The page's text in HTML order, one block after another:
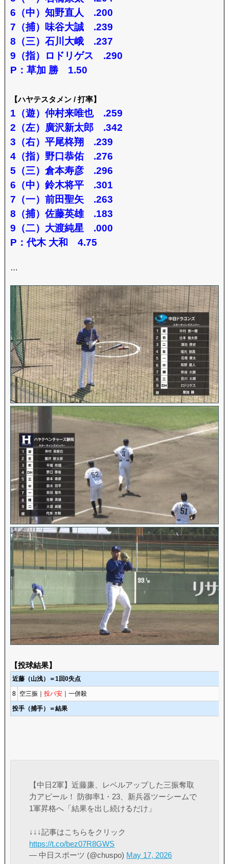
6（中）知野直人 .200
7（捕）味谷大誠 .239
8（三）石川大峨 .237
9（指）ロドリゲス .290
P：草加 勝 1.50
【ハヤテスタメン / 打率】
1（遊）仲村来唯也 .259
2（左）廣沢新太郎 .342
3（右）平尾柊翔 .239
4（指）野口恭佑 .276
5（三）倉本寿彦 .296
6（中）鈴木将平 .301
7（一）前田聖矢 .263
8（捕）佐藤英雄 .183
9（二）大渡純星 .000
P：代木 大和 4.75
…
【投球結果】
近藤（山浅）＝1回0失点
8 空三振｜ 投バ安｜一併殺
投手（捕手）＝結果
【中日2軍】近藤廉、レベルアップした三振奪取
力アピール！ 防御率1・23、新兵器ツーシームで
1軍昇格へ「結果を出し続けるだけ」
↓↓↓記事はこちらをクリック
https://t.co/bez07R8GWS
— 中日スポーツ (@chuspo) May 17, 2026